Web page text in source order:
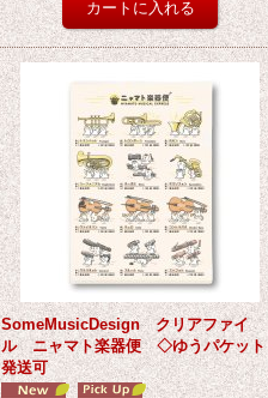
SomeMusicDesign クリアファイ
ル ニャマト楽器便 ◇ゆうパケット
発送可